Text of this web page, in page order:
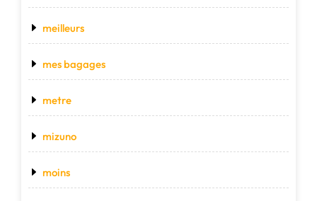
meilleurs
mes bagages
metre
mizuno
moins